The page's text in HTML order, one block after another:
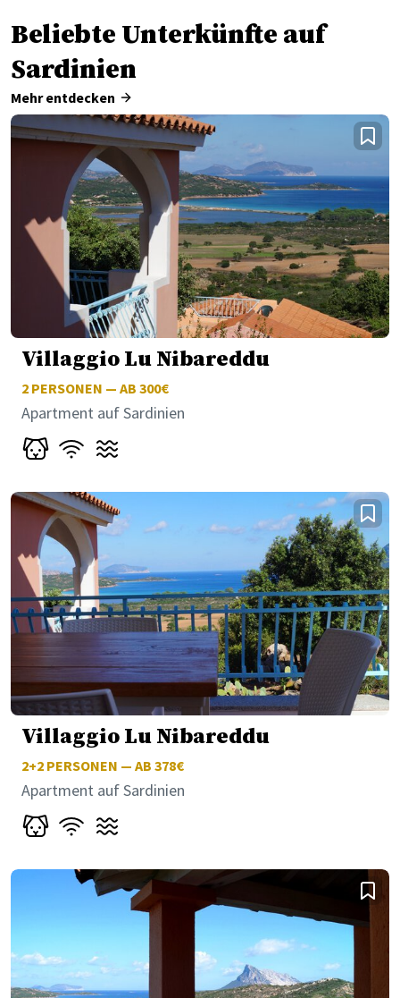
Beliebte Unterkünfte auf
Sardinien
Mehr entdecken
Villaggio Lu Nibareddu
2 PERSONEN — AB 300€
Apartment auf Sardinien
Villaggio Lu Nibareddu
2+2 PERSONEN — AB 378€
Apartment auf Sardinien